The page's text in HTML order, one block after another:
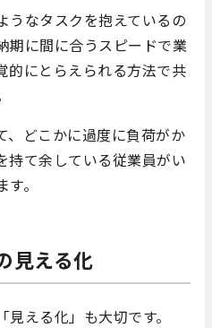
うなタスクを抱えているの
期に間に合うスピードで業
的にとらえられる方法で共
、どこかに過度に負荷がか
持て余している従業員がい
。
見える化
える化」も大切です。